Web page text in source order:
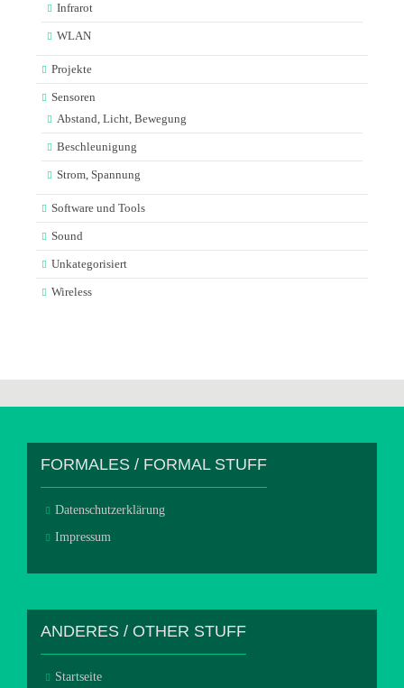
Infrarot
WLAN
Projekte
Sensoren
Abstand, Licht, Bewegung
Beschleunigung
Strom, Spannung
Software und Tools
Sound
Unkategorisiert
Wireless
FORMALES / FORMAL STUFF
Datenschutzerklärung
Impressum
ANDERES / OTHER STUFF
Startseite